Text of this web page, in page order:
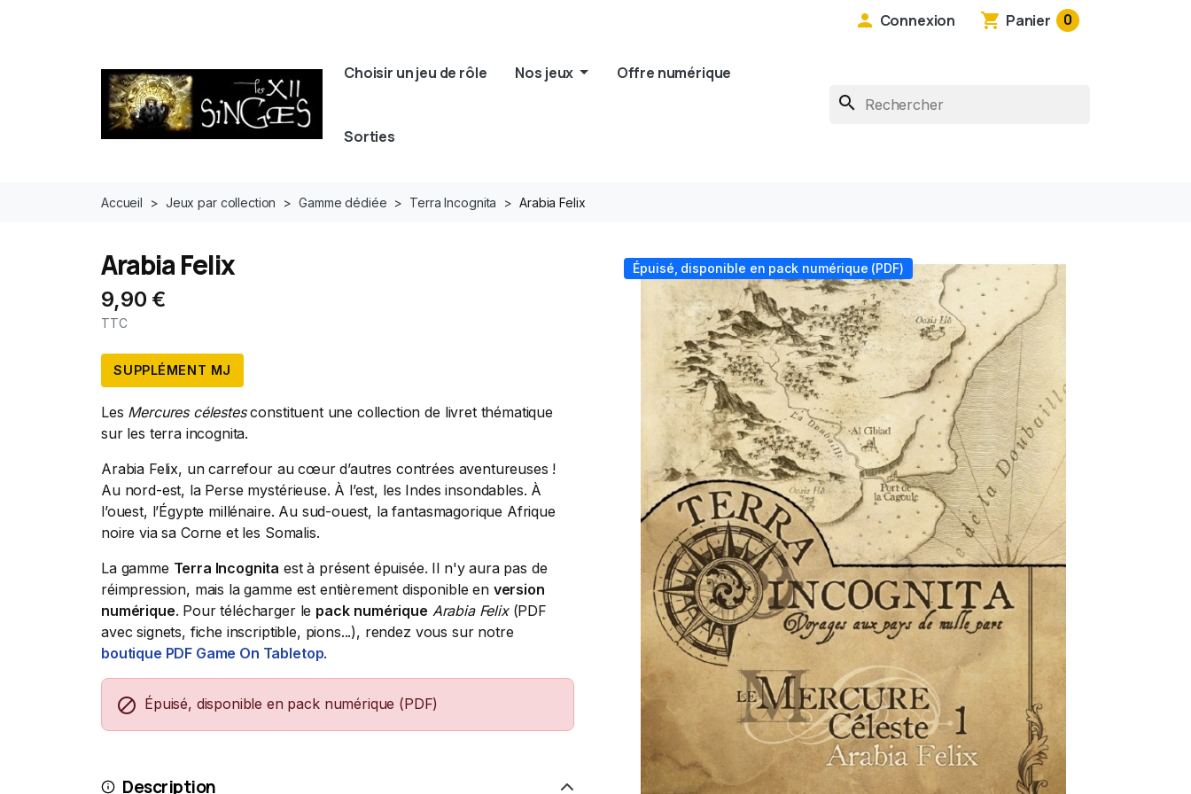
 Connexion shopping_cart Panier 0
Choisir un jeu de rôle Nos jeux Offre numérique
Sorties
search
Accueil Jeux par collection Gamme dédiée Terra Incognita Arabia Felix
Arabia Felix
9,90 €
TTC
SUPPLÉMENT MJ
Les Mercures célestesconstituent une collection de livret thématique
sur les terra incognita.
Arabia Felix, un carrefour au cœur d’autres contrées aventureuses !
Au nord-est, la Perse mystérieuse. À l’est, les Indes insondables. À
l’ouest, l’Égypte millénaire. Au sud-ouest, la fantasmagorique Afrique
noire via sa Corne et les Somalis.
La gamme Terra Incognita est à présent épuisée. Il n'y aura pas de
réimpression, mais la gamme est entièrement disponible en version
numérique. Pour télécharger le pack numérique Arabia Felix(PDF
avec signets, fiche inscriptible, pions...), rendez vous sur notre
boutique PDF Game On Tabletop.
 Épuisé, disponible en pack numérique (PDF)
Description
Épuisé, disponible en pack numérique (PDF)